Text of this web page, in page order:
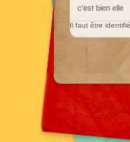
c'est bien elle
Il faut être